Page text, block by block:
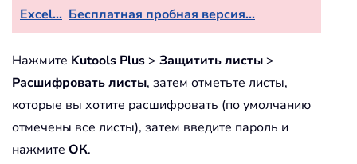
Excel... Бесплатная пробная версия...
Нажмите Kutools Plus > Защитить листы >
Расшифровать листы, затем отметьте листы,
которые вы хотите расшифровать (по умолчанию
отмечены все листы), затем введите пароль и
нажмите ОК.